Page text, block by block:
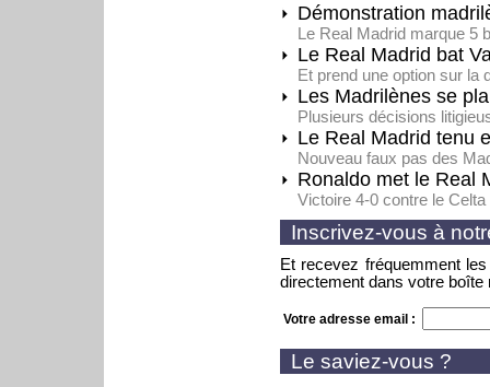
Démonstration
Le Real Madrid marque 5
Le Real Madrid bat
Et prend une option sur la
Les Madrilènes se
Plusieurs décisions
Le Real Madrid tenu
Nouveau faux pas des
Ronaldo met le Real
Victoire 4-0 contre le
Inscrivez-vous à
Et recevez fréquemment
directement dans votre boîte
Votre adresse email :
Le saviez-vous ?